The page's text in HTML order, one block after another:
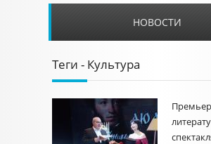
НОВОСТИ
Теги - Культура